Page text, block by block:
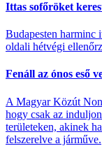
Ittas sofőröket
Budapesten harminc
oldali hétvégi
Fenáll az ónos eső
A Magyar Közút
hogy csak az
területeken, akinek
felszerelve a járműve.